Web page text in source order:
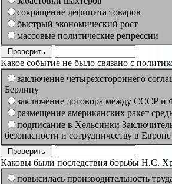
сокращение дефицита товаров
быстрый экономический рост
массовые политические репрессии
Какое событие не было связано с
заключение четырехстороннего
Берлину
заключение договора между СССР и
размещение американских ракет
подписание в Хельсинки
безопасности и сотрудничеству в Европе
Каковы были последствия борьбы Н.С.
повысилась производительность